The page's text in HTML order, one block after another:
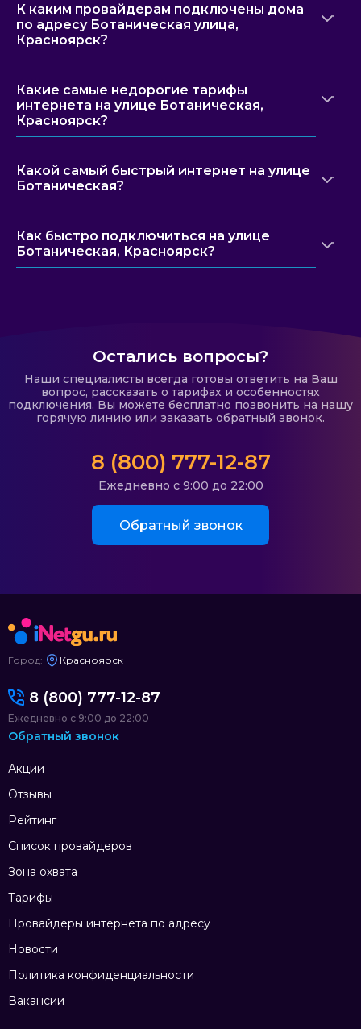
К каким провайдерам подключены дома
по адресу Ботаническая улица,
Красноярск?
Какие самые недорогие тарифы
интернета на улице Ботаническая,
Красноярск?
Какой самый быстрый интернет на улице
Ботаническая?
Как быстро подключиться на улице
Ботаническая, Красноярск?
Остались вопросы?
Наши специалисты всегда готовы ответить на Ваш
вопрос, рассказать о тарифах и особенностях
подключения. Вы можете бесплатно позвонить на нашу
горячую линию или заказать обратный звонок.
8 (800) 777-12-87
Ежедневно с 9:00 до 22:00
Обратный звонок
Город: Красноярск
Акции
Отзывы
Рейтинг
Список провайдеров
Зона охвата
Тарифы
Провайдеры интернета по адресу
Новости
Политика конфиденциальности
Вакансии
8 (800) 777-12-87
Ежедневно с 9:00 до 22:00
Обратный звонок